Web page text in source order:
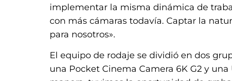
implementar la misma dinámica de
con más cámaras todavía. Captar la
para nosotros».
El equipo de rodaje se dividió en dos
una Pocket Cinema Camera 6K G2 y